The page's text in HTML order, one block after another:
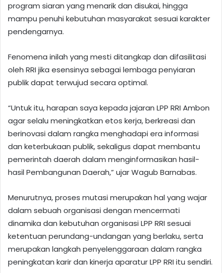
program siaran yang menarik dan disukai, hingga
mampu penuhi kebutuhan masyarakat sesuai karakter
pendengarnya.
Fenomena inilah yang mesti ditangkap dan difasilitasi
oleh RRI jika esensinya sebagai lembaga penyiaran
publik dapat terwujud secara optimal.
“Untuk itu, harapan saya kepada jajaran LPP RRI Ambon
agar selalu meningkatkan etos kerja, berkreasi dan
berinovasi dalam rangka menghadapi era informasi
dan keterbukaan publik, sekaligus dapat membantu
pemerintah daerah dalam menginformasikan hasil-
hasil Pembangunan Daerah,” ujar Wagub Barnabas.
Menurutnya, proses mutasi merupakan hal yang wajar
dalam sebuah organisasi dengan mencermati
dinamika dan kebutuhan organisasi LPP RRI sesuai
ketentuan perundang-undangan yang berlaku, serta
merupakan langkah penyelenggaraan dalam rangka
peningkatan karir dan kinerja aparatur LPP RRI itu sendiri.